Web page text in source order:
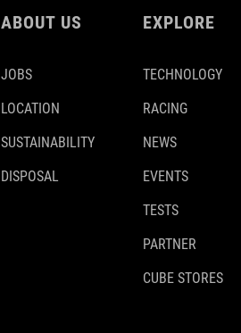
ABOUT US
JOBS
LOCATION
SUSTAINABILITY
DISPOSAL
EXPLORE
TECHNOLOGY
RACING
NEWS
EVENTS
TESTS
PARTNER
CUBE STORES